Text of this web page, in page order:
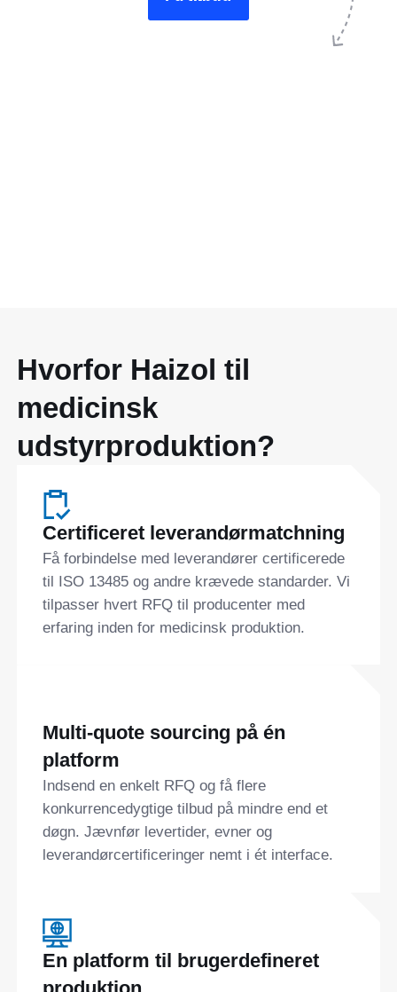
Hvorfor Haizol til
medicinsk
udstyrproduktion?
Certificeret leverandørmatchning
Få forbindelse med leverandører certificerede
til ISO 13485 og andre krævede standarder. Vi
tilpasser hvert RFQ til producenter med
erfaring inden for medicinsk produktion.
Multi-quote sourcing på én
platform
Indsend en enkelt RFQ og få flere
konkurrencedygtige tilbud på mindre end et
døgn. Jævnfør levertider, evner og
leverandørcertificeringer nemt i ét interface.
En platform til brugerdefineret